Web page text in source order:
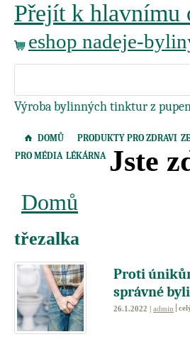
Přejít k hlavnímu
eshop nadeje-
Výroba bylinných tinktur z
DOMŮ PRODUKTY PRO ZDRAVI
PRO MÉDIA LÉKÁRNA Jste
Domů
třezalka
Proti
správné
26.1.2022 | admin